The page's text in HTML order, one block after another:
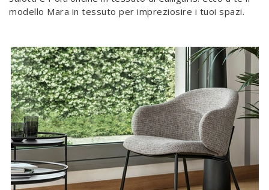
modello Mara in tessuto per impreziosire i tuoi spazi.